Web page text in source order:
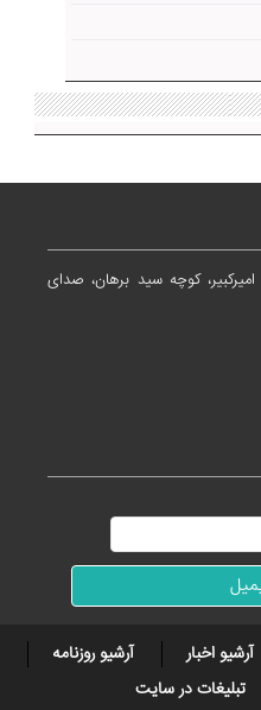
امیرکبیر، کوچه سید برهان، صدای
آرشیو اخبار
آرشیو روزنامه
تبلیغات در سایت